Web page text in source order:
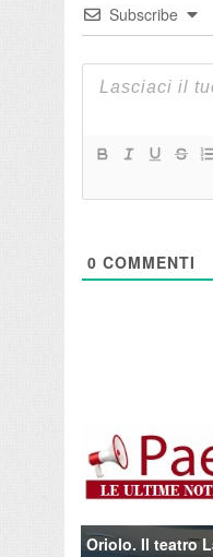
Subscribe
0 COMMENTI
Oriolo. Il teatro